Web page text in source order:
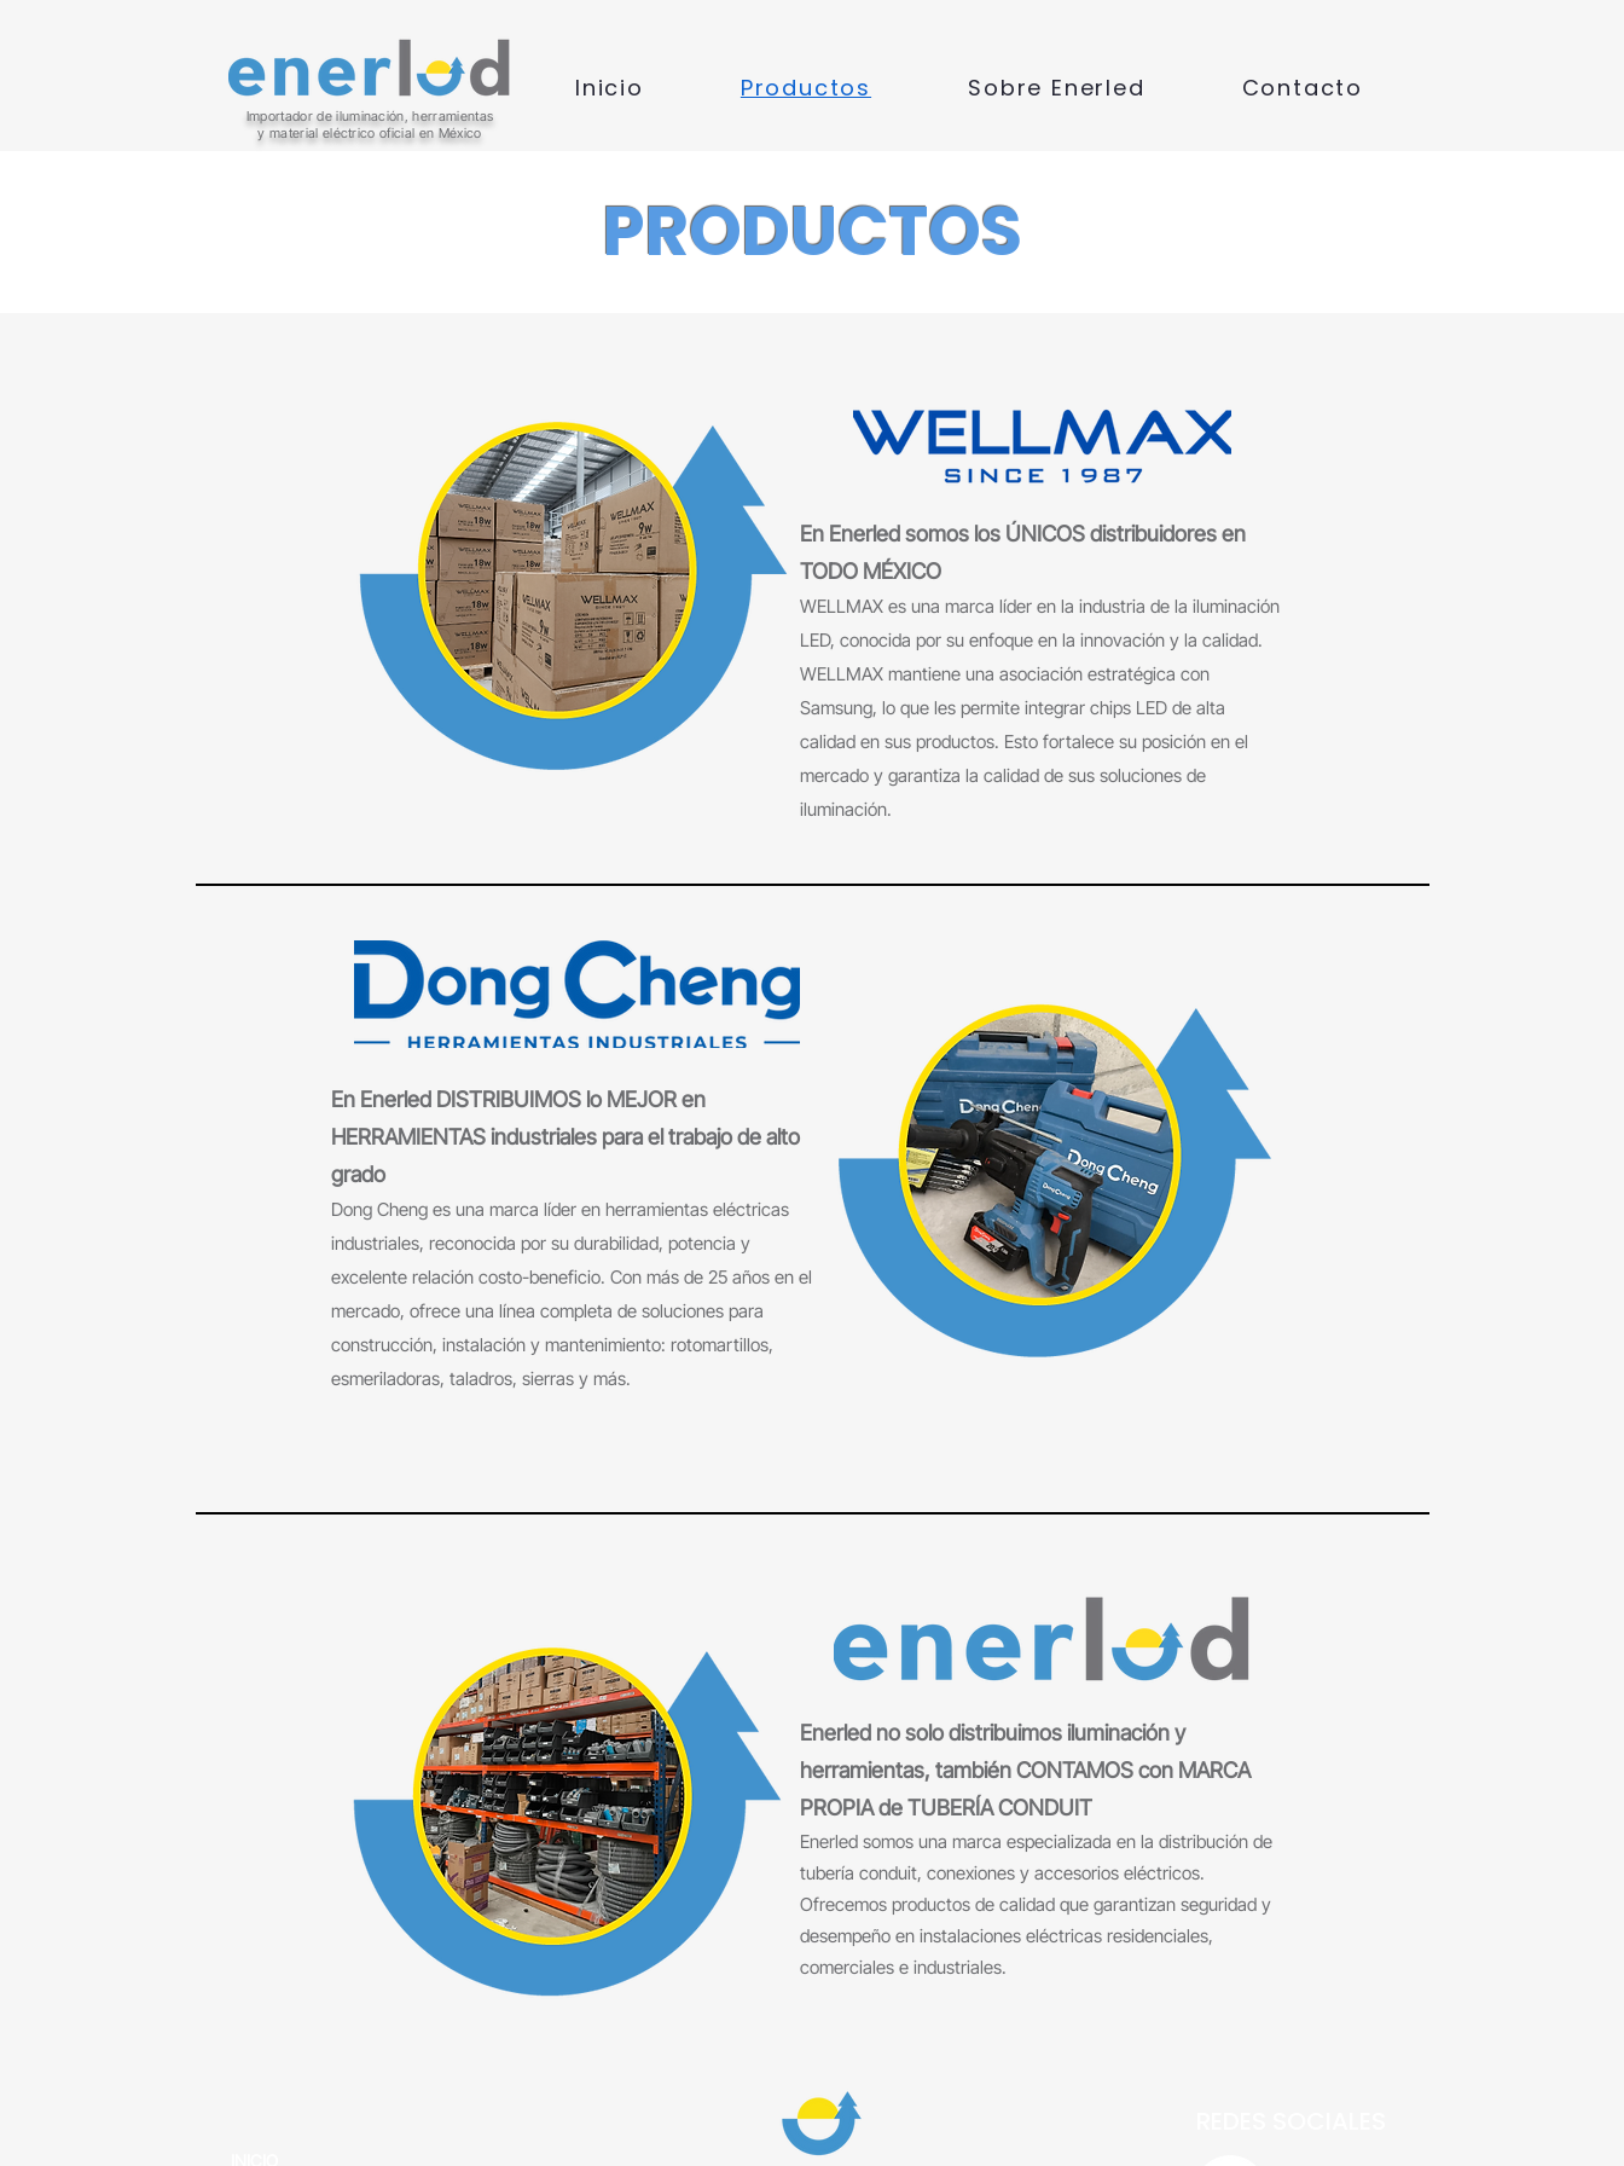
Importador de iluminación, herramientas
y material eléctrico oficial en México
Inicio Productos Sobre Enerled Contacto
PRODUCTOS
En Enerled somos los ÚNICOS distribuidores en
TODO MÉXICO
WELLMAX es una marca líder en la industria de la iluminación
LED, conocida por su enfoque en la innovación y la calidad.
WELLMAX mantiene una asociación estratégica con
Samsung, lo que les permite integrar chips LED de alta
calidad en sus productos. Esto fortalece su posición en el
mercado y garantiza la calidad de sus soluciones de
iluminación.
En Enerled DISTRIBUIMOS lo MEJOR en
HERRAMIENTAS industriales para el trabajo de alto
grado
Dong Cheng es una marca líder en herramientas eléctricas
industriales, reconocida por su durabilidad, potencia y
excelente relación costo-beneficio. Con más de 25 años en el
mercado, ofrece una línea completa de soluciones para
construcción, instalación y mantenimiento: rotomartillos,
esmeriladoras, taladros, sierras y más.
Enerled no solo distribuimos iluminación y
herramientas, también CONTAMOS con MARCA
PROPIA de TUBERÍA CONDUIT
Enerled somos una marca especializada en la distribución de
tubería conduit, conexiones y accesorios eléctricos.
Ofrecemos productos de calidad que garantizan seguridad y
desempeño en instalaciones eléctricas residenciales,
comerciales e industriales.